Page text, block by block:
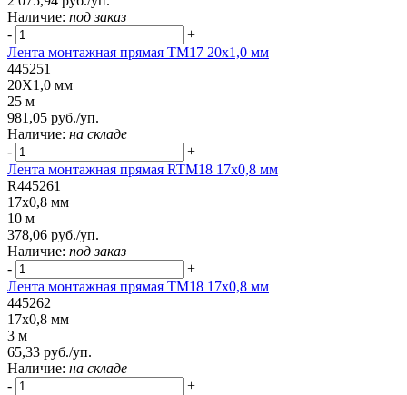
Наличие: под заказ
-
+
Лента монтажная прямая ТМ17 20х1,0 мм
445251
20Х1,0 мм
25 м
981,05 руб./уп.
Наличие: на складе
-
+
Лента монтажная прямая RTM18 17x0,8 мм
R445261
17x0,8 мм
10 м
378,06 руб./уп.
Наличие: под заказ
-
+
Лента монтажная прямая ТМ18 17x0,8 мм
445262
17x0,8 мм
3 м
65,33 руб./уп.
Наличие: на складе
-
+